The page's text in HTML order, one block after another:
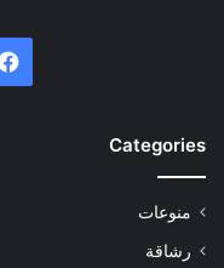
Categories
منوعات
رشاقة